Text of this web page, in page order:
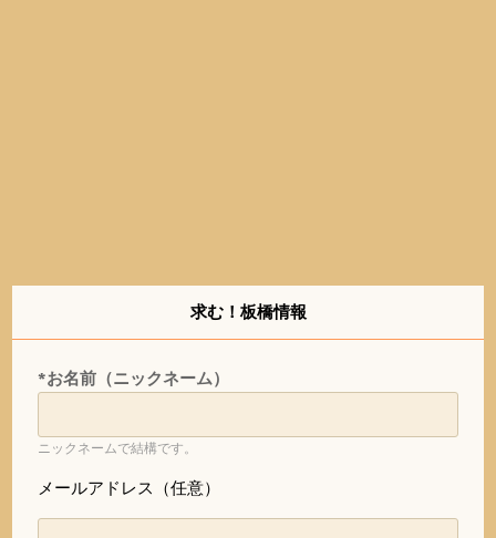
求む！板橋情報
*お名前（ニックネーム）
ニックネームで結構です。
メールアドレス（任意）